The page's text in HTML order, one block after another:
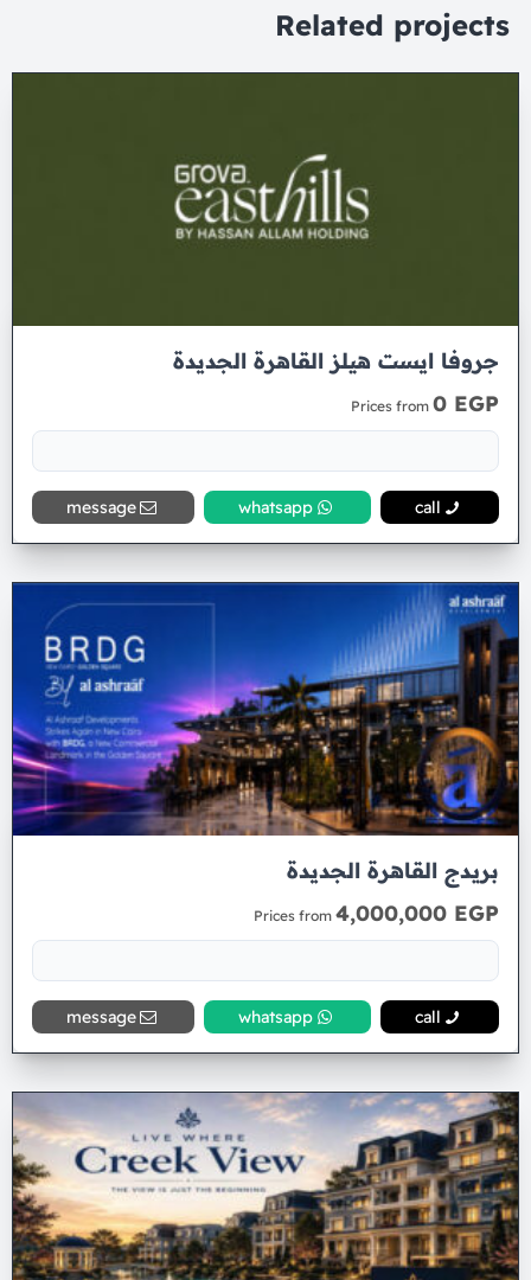
Related projects
جروفا ايست هيلز القاهرة الجديدة
Prices from 0 EGP
call
whatsapp
message
بريدج القاهرة الجديدة
Prices from 4,000,000 EGP
call
whatsapp
message